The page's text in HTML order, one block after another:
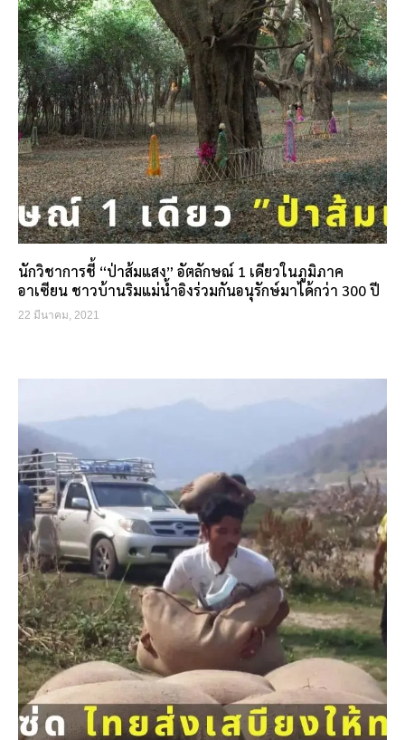
นักวิชาการชี้ “ป่าส้มแสง” อัตลักษณ์ 1 เดียวในภูมิภาค
อาเซียน ชาวบ้านริมแม่น้ำอิงร่วมกันอนุรักษ์มาได้กว่า 300 ปี
22 มีนาคม, 2021